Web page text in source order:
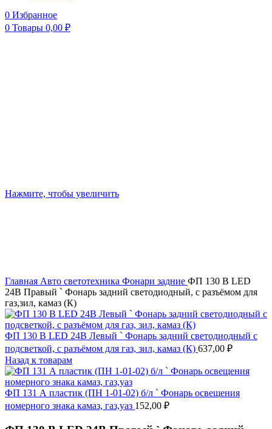
0 Избранное
0 Товары 0,00 ₽
Нажмите, чтобы увеличить
Главная Авто светотехника Фонари задние ФП 130 В LED
24В Правый ` Фонарь задний светодиодный, с разъёмом для
газ,зил, камаз (К)
ФП 130 В LED 24В Левый ` Фонарь задний светодиодный с
подсветкой, с разъёмом для газ, зил, камаз (К) 637,00 ₽
Назад к товарам
ФП 131 А пластик (ПН 1-01-02) б/л ` Фонарь освещения
номерного знака камаз, газ,уаз 152,00 ₽